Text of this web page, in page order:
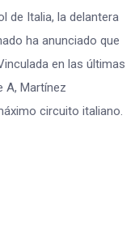
de Italia, la delantera
ha anunciado que
en las últimas
A, Martínez
circuito italiano.